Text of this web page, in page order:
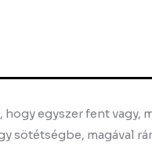
egyszer fent
sötétségbe, magával